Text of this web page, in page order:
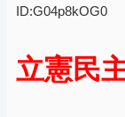
ID:G04p8kOG0
立憲民